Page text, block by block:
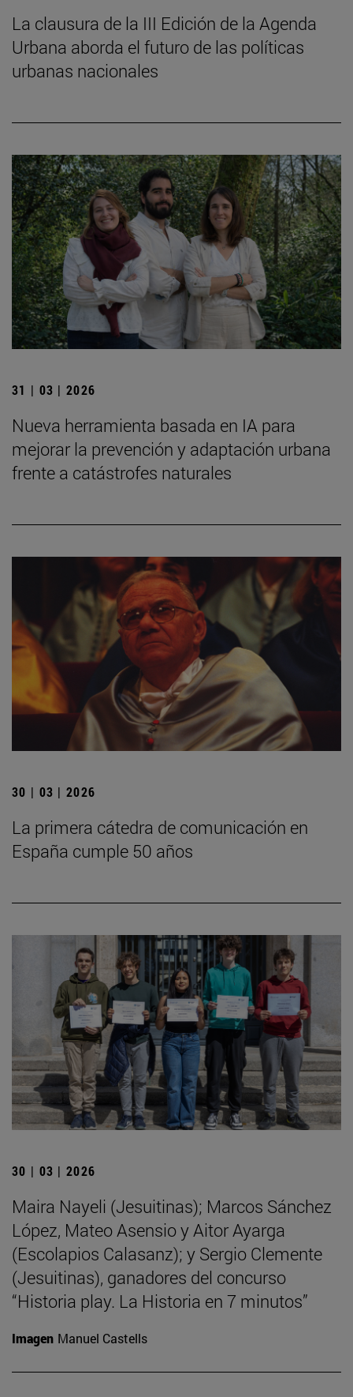
La clausura de la III Edición de la Agenda
Urbana aborda el futuro de las políticas
urbanas nacionales
31 | 03 | 2026
Nueva herramienta basada en IA para
mejorar la prevención y adaptación urbana
frente a catástrofes naturales
30 | 03 | 2026
La primera cátedra de comunicación en
España cumple 50 años
30 | 03 | 2026
Maira Nayeli (Jesuitinas); Marcos Sánchez
López, Mateo Asensio y Aitor Ayarga
(Escolapios Calasanz); y Sergio Clemente
(Jesuitinas), ganadores del concurso
“Historia play. La Historia en 7 minutos”
Imagen Manuel Castells